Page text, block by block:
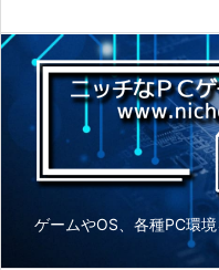
ゲームやOS、各種PC環